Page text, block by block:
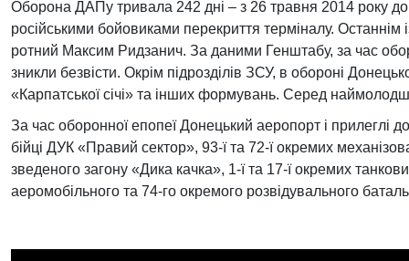
Оборона ДАПу тривала 242 дні – з 26 травня 2014 року до
російськими бойовиками перекриття терміналу.
ротний Максим Ридзанич. За даними Генштабу, за час
зникли безвісти. Окрім підрозділів ЗСУ, в обороні
«Карпатської січі» та інших формувань. Серед
За час оборонної епопеї Донецький аеропорт і прилеглі
бійці ДУК «Правий сектор», 93-ї та 72-ї окремих
зведеного загону «Дика качка», 1-ї та 17-ї окремих
аеромобільного та 74-го окремого розвідувального